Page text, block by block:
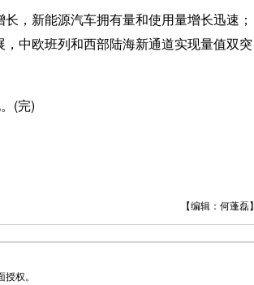
，新能源汽车拥有量和使用量增长迅速；
中欧班列和西部陆海新通道实现量值双突
(完)
【编辑：何蓬磊】
权。